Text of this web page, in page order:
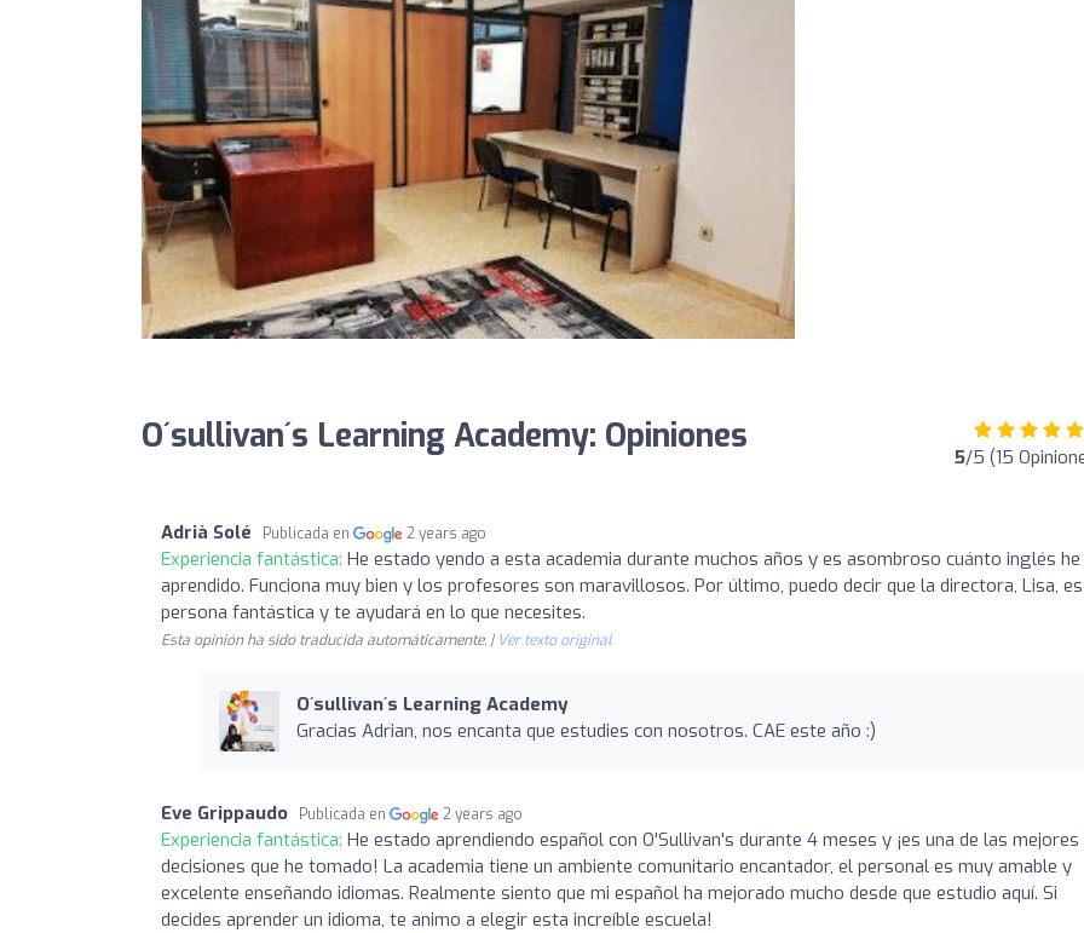
O´sullivan´s Learning Academy: Opiniones 5/5 (15
Adrià Solé Publicada en 2 years ago
Experiencia fantástica: He estado yendo a esta academia durante muchos años y es asombroso cuánto inglés he
aprendido. Funciona muy bien y los profesores son maravillosos. Por último, puedo decir que la directora, Lisa,
persona fantástica y te ayudará en lo que necesites.
Esta opinión ha sido traducida automáticamente. | Ver texto original
O´sullivan´s Learning Academy
Gracias Adrian, nos encanta que estudies con nosotros. CAE este año :)
Eve Grippaudo Publicada en 2 years ago
Experiencia fantástica: He estado aprendiendo español con O'Sullivan's durante 4 meses y ¡es una de las mejores
decisiones que he tomado! La academia tiene un ambiente comunitario encantador, el personal es muy amable y
excelente enseñando idiomas. Realmente siento que mi español ha mejorado mucho desde que estudio aquí. Si
decides aprender un idioma, te animo a elegir esta increíble escuela!